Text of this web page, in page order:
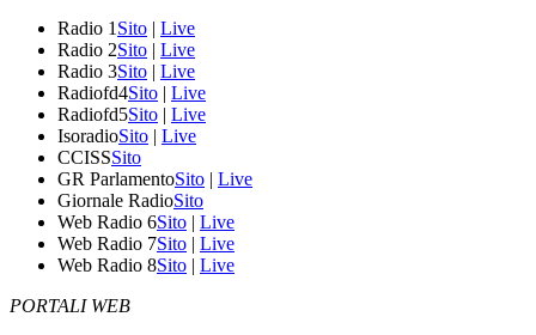
Radio 1 Sito | Live
Radio 2Sito | Live
Radio 3Sito | Live
Radiofd4Sito | Live
Radiofd5Sito | Live
IsoradioSito | Live
CCISSSito
GR ParlamentoSito | Live
Giornale RadioSito
Web Radio 6Sito | Live
Web Radio 7Sito | Live
Web Radio 8Sito | Live
PORTALI WEB